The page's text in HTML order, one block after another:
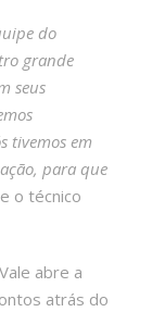
do
grande
seus
tivemos em
para que
o técnico
abre a
atrás do